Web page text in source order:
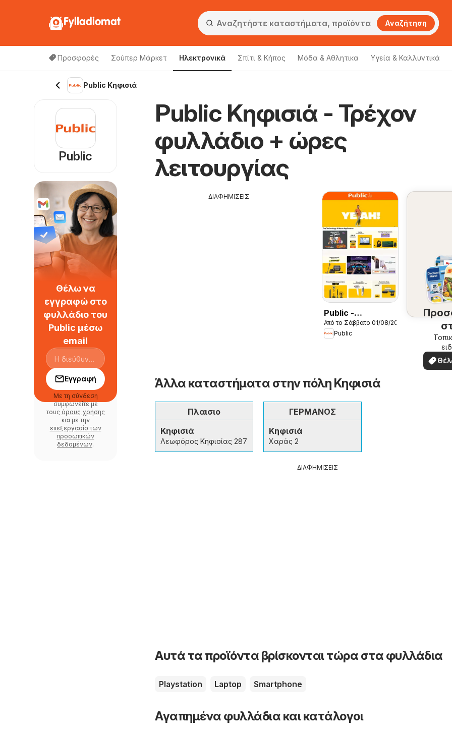
Fylladiomat Αναζήτηση
Προσφορές Σούπερ Μάρκετ Hλεκτρονικά Σπίτι & Κήπος Μόδα & Aθλητικα Υγεία & Καλλυντικά
Public Κηφισιά
Public Κηφισιά - Τρέχον
φυλλάδιο + ώρες
λειτουργίας
ΔΙΑΦΗΜΙΣΕΙΣ
Public -
Προσφορές
Από το Σάββατο 01/08/2026
Public
δω
Άλλα καταστήματα στην πόλη Κηφισιά
Πλαισιο
Κηφισιά
Λεωφόρος Κηφισίας 287
ΓΕΡΜΑΝΟΣ
Κηφισιά
Χαράς 2
ΔΙΑΦΗΜΙΣΕΙΣ
Αυτά τα προϊόντα βρίσκονται τώρα στα φυλλάδια
Playstation Laptop Smartphone
Αγαπημένα φυλλάδια και κατάλογοι
Public
Θέλω να
εγγραφώ στο
φυλλάδιο του
Public μέσω
email
Εγγραφή
Με τη σύνδεση
συμφωνείτε με
τους όρους χρήσης
και με την
επεξεργασία των
προσωπικών
δεδομένων.